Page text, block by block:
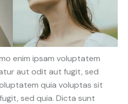
enim ipsam voluptatem
aut odit aut fugit, sed
quia voluptas sit
sed quia. Dicta sunt